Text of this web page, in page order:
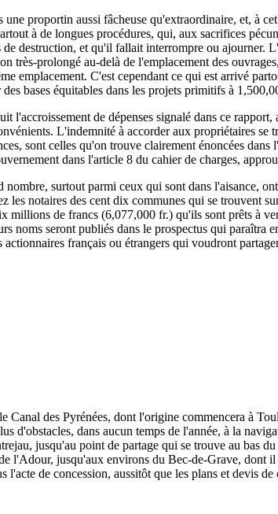
proportin aussi fâcheuse qu'extraordinaire, et, à
à de longues procédures, qui, aux sacrifices
destruction, et qu'il fallait interrompre ou ajourner.
très-prolongé au-delà de l'emplacement des
emplacement. C'est cependant ce qui est arrivé
bases équitables dans les projets primitifs à
de dépenses signalé dans ce
L'indemnité à accorder aux propriétaires se
sont celles qu'on trouve clairement énoncées
dans l'article 8 du cahier de charges,
surtout parmi ceux qui sont dans l'aisance,
notaires des cent dix communes qui se trouvent
de francs (6,077,000 fr.) qu'ils sont prêts à
noms seront publiés dans le prospectus qui
français ou étrangers qui voudront
Canal des Pyrénées, dont l'origine commencera à
dans aucun temps de l'année, à la
jusqu'au point de partage qui se trouve au bas
l'Adour, jusqu'aux environs du Bec-de-Grave, dont
de concession, aussitôt que les plans et devis